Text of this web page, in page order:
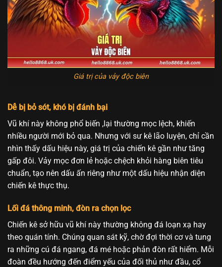
Giá trị của vảy độc biên
Dễ bị bỏ sót, khó bị đánh bại
Vũ khí này không phổ biến ,lại thường mọc lệch, khiến
nhiều người mới bỏ qua. Nhưng với sư kê lão luyện, chỉ cần
nhìn thấy dấu hiệu này, giá trị của chiến kê gần như tăng
gấp đôi. Vảy mọc đơn lẻ hoặc chệch khỏi hàng biên tiêu
chuẩn, tạo nên dấu ấn riêng như một dấu hiệu nhận diện
chiến kê thực thụ.
Lối đá thông minh, đòn ra chọn lọc
Chiến kê sở hữu vũ khí này thường không đá loạn xạ hay
theo quán tính. Chúng quan sát kỹ, chờ đợi thời cơ và tung
ra những cú đá ngang, đá mé hoặc phản đòn rất hiểm. Mỗi
đoàn đều hướng đến điểm yếu của đối thủ như đầu, cổ